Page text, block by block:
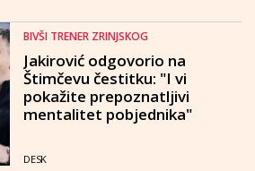
BIVŠI TRENER ZRINJSKOG
Jakirović odgovorio na
Štimčevu čestitku: "I vi
pokažite prepoznatljivi
mentalitet pobjednika"
DESK